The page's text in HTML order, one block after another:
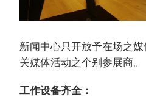
新闻中心只开放予在场之
关媒体活动之个别参展商。
工作设备齐全：